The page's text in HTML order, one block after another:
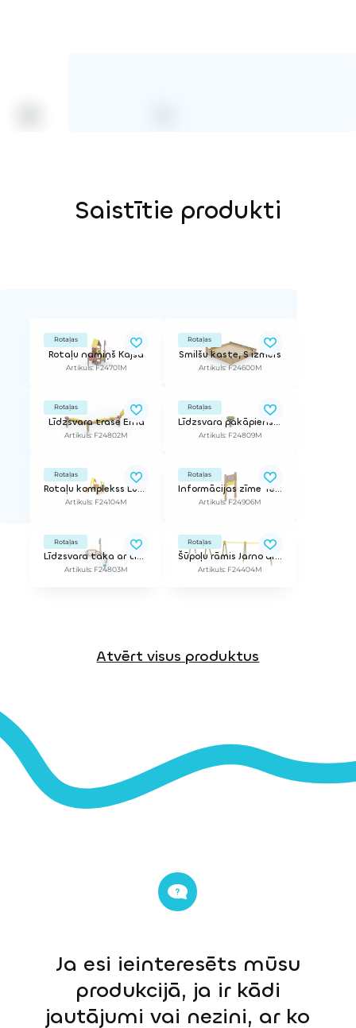
Saistītie produkti
Rotaļas
Rotaļu namiņš Kajsa
Artikuls: F24701M
Rotaļas
Smilšu kaste, S izmērs
Artikuls: F24600M
Rotaļas
Līdzsvara trase Erna
Artikuls: F24802M
Rotaļas
Līdzsvara pakāpiens Ann
Artikuls: F24809M
Rotaļas
Rotaļu komplekss Luukas
Artikuls: F24104M
Rotaļas
Informācijas zīme Tero
Artikuls: F24906M
Rotaļas
Līdzsvara taka ar tīklu Lovis
Artikuls: F24803M
Rotaļas
Šūpoļu rāmis Jarno ar vietu šūpoļu grozam un 6 sēdeklīšiem (sēdeklīši nav iekļauti)
Artikuls: F24404M
Atvērt visus produktus
Ja esi ieinteresēts mūsu
produkcijā, ja ir kādi
jautājumi vai nezini, ar ko